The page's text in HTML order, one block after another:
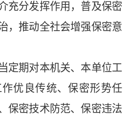
充分发挥作用，普及保密
，推动全社会增强保密意
定期对本机关、本单位工
优良传统、保密形势任
保密技术防范、保密违法